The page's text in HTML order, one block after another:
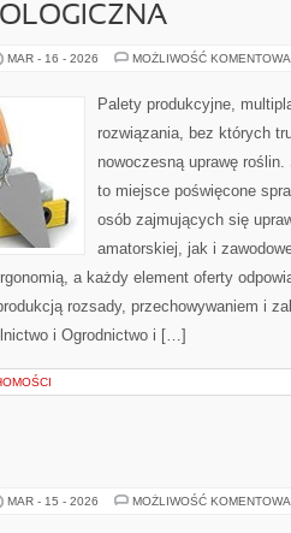
MAR - 16 - 2026 MOŻLIWOŚĆ
Palety produkcyjne,
rozwiązania, bez których
nowoczesną uprawę
to miejsce poświęcone
osób zajmujących się
amatorskiej, jak i
a każdy element oferty
rozsady, przechowywaniem i
i Ogrodnictwo i […]
MAR - 15 - 2026 MOŻLIWOŚĆ